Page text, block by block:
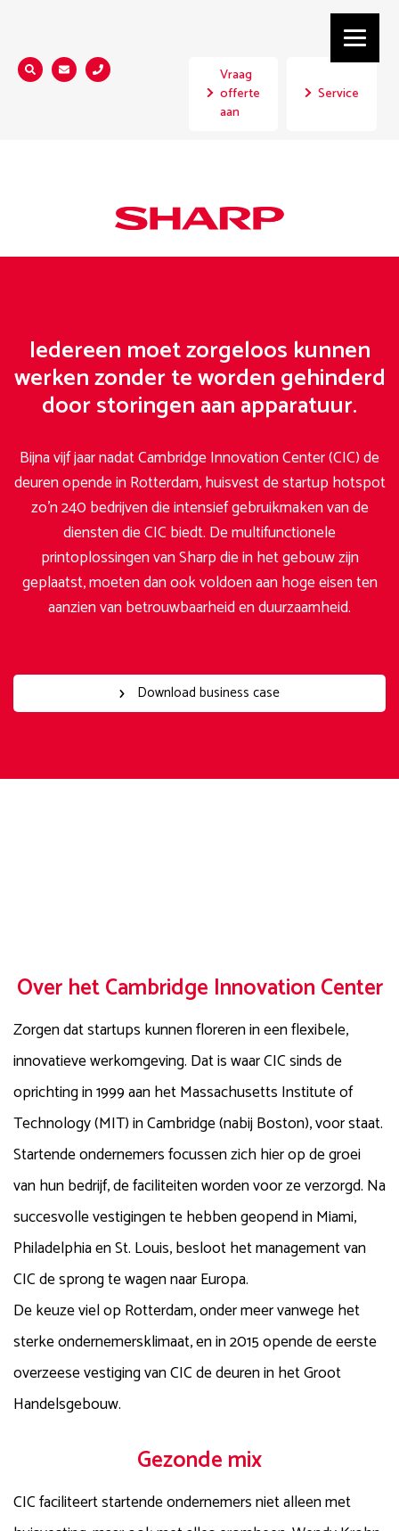
Zoeken...
Vraag
offerte
aan
Service
Iedereen moet zorgeloos kunnen
werken zonder te worden gehinderd
door storingen aan apparatuur.
Bijna vijf jaar nadat Cambridge Innovation Center (CIC) de
deuren opende in Rotterdam, huisvest de startup hotspot
zo’n 240 bedrijven die intensief gebruikmaken van de
diensten die CIC biedt. De multifunctionele
printoplossingen van Sharp die in het gebouw zijn
geplaatst, moeten dan ook voldoen aan hoge eisen ten
aanzien van betrouwbaarheid en duurzaamheid.
Download business case
Over het Cambridge Innovation Center
Zorgen dat startups kunnen floreren in een flexibele,
innovatieve werkomgeving. Dat is waar CIC sinds de
oprichting in 1999 aan het Massachusetts Institute of
Technology (MIT) in Cambridge (nabij Boston), voor staat.
Startende ondernemers focussen zich hier op de groei
van hun bedrijf, de faciliteiten worden voor ze verzorgd. Na
succesvolle vestigingen te hebben geopend in Miami,
Philadelphia en St. Louis, besloot het management van
CIC de sprong te wagen naar Europa.
De keuze viel op Rotterdam, onder meer vanwege het
sterke ondernemersklimaat, en in 2015 opende de eerste
overzeese vestiging van CIC de deuren in het Groot
Handelsgebouw.
Gezonde mix
CIC faciliteert startende ondernemers niet alleen met